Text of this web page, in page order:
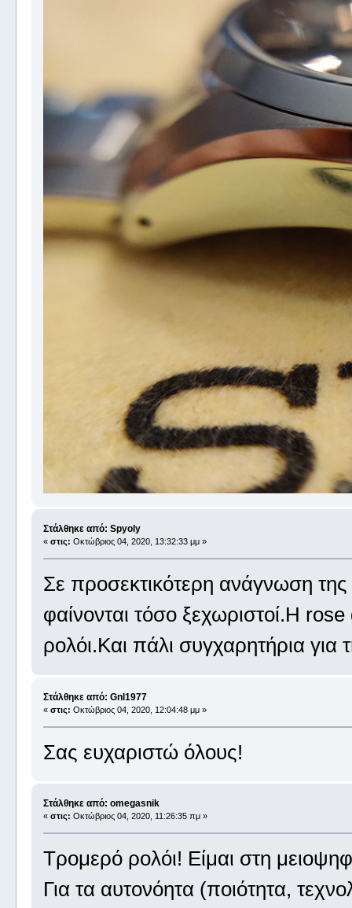
Στάλθηκε από: Spyoly
« στις: Οκτώβριος 04, 2020, 13:32:33 μμ »
Σε προσεκτικότερη ανάγνωση της
φαίνονται τόσο ξεχωριστοί.Η
ρολόι.Και πάλι συγχαρητήρια για
Στάλθηκε από: Gnl1977
« στις: Οκτώβριος 04, 2020, 12:04:48 μμ »
Σας ευχαριστώ όλους!
Στάλθηκε από: omegasnik
« στις: Οκτώβριος 04, 2020, 11:26:35 πμ »
Τρομερό ρολόι! Είμαι στη
Για τα αυτονόητα (ποιότητα,